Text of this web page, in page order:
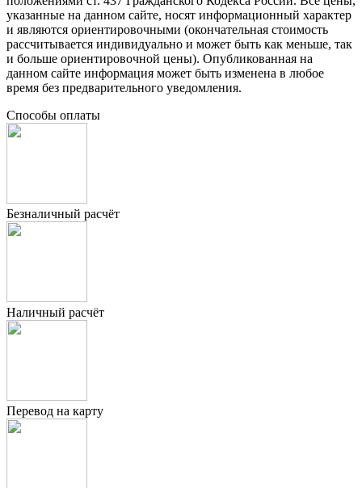
указанные на данном сайте, носят информационный характер
и являются ориентировочными (окончательная стоимость
рассчитывается индивидуально и может быть как меньше, так
и больше ориентировочной цены). Опубликованная на
данном сайте информация может быть изменена в любое
время без предварительного уведомления.
Способы оплаты
Безналичный расчёт
Наличный расчёт
Перевод на карту